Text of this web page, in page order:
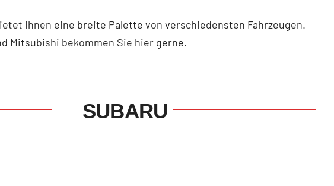
ihnen eine breite Palette von verschiedensten Fahrzeugen.
Mitsubishi bekommen Sie hier gerne.
SUBARU